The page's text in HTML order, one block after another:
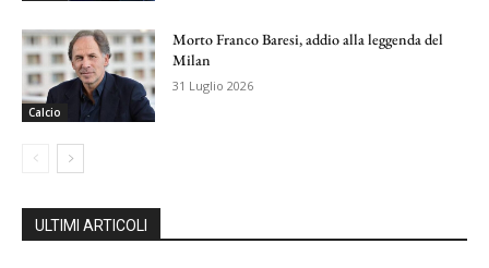
Calcio
Morto Franco Baresi, addio alla leggenda del
Milan
31 Luglio 2026
ULTIMI ARTICOLI